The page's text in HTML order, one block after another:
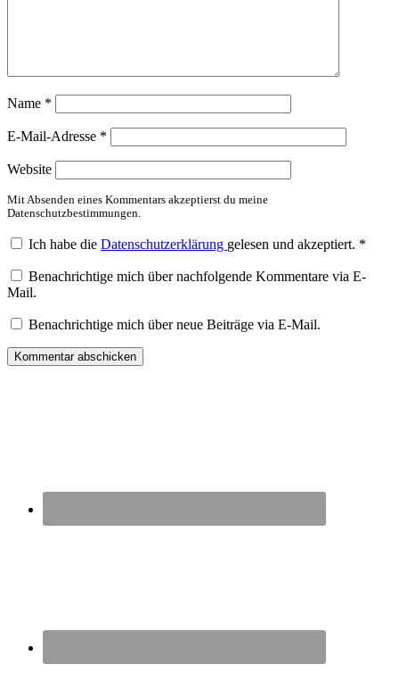
Name *
E-Mail-Adresse *
Website
Mit Absenden eines Kommentars akzeptierst du meine
Datenschutzbestimmungen.
Ich habe die Datenschutzerklärung gelesen und akzeptiert. *
Benachrichtige mich über nachfolgende Kommentare via E-
Mail.
Benachrichtige mich über neue Beiträge via E-Mail.